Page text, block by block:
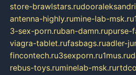
store-brawlstars.ru
antenna-highly.rumine-lab-msk.ru
3-sex-porn.ruban-damn.rupurse-
viagra-tablet.rufasbags.ruadler-
fincontech.ru3sexporn.ru1mus.ru
rebus-toys.ruminelab-msk.ru